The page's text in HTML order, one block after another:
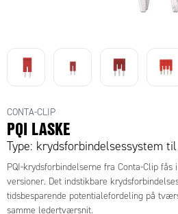
CONTA-CLIP
PQI LASKE
Type: krydsforbindelsessystem
PQI-krydsforbindelserne fra Conta-Clip fås
versioner. Det indstikbare
tidsbesparende potentialefordeling på
samme ledertværsnit.